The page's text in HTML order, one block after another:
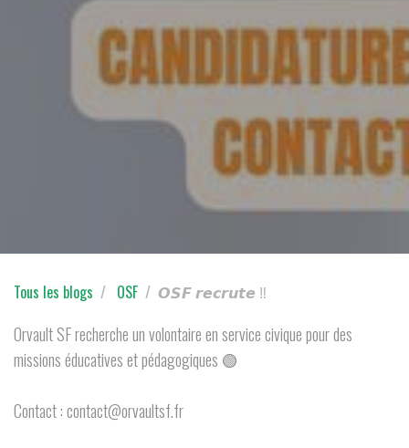
Tous les blogs OSF 𝙊𝙎𝙁 𝙧𝙚𝙘𝙧𝙪𝙩𝙚 ‼️
Orvault SF recherche un volontaire en service civique pour des
missions éducatives et pédagogiques 🟢
Contact : contact@orvaultsf.fr